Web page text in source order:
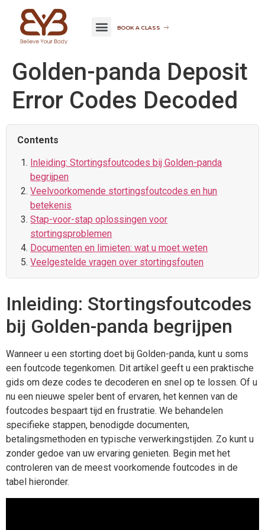
BOOK A CLASS
Golden-panda Deposit
Error Codes Decoded
Contents
Inleiding: Stortingsfoutcodes bij Golden-panda
begrijpen
Veelvoorkomende stortingsfoutcodes en hun
betekenis
Stap-voor-stap oplossingen voor
stortingsproblemen
Documenten en limieten: wat u moet weten
Veelgestelde vragen over stortingsfouten
Inleiding: Stortingsfoutcodes
bij Golden-panda begrijpen
Wanneer u een storting doet bij Golden-panda, kunt u soms
een foutcode tegenkomen. Dit artikel geeft u een praktische
gids om deze codes te decoderen en snel op te lossen. Of u
nu een nieuwe speler bent of ervaren, het kennen van de
foutcodes bespaart tijd en frustratie. We behandelen
specifieke stappen, benodigde documenten,
betalingsmethoden en typische verwerkingstijden. Zo kunt u
zonder gedoe van uw ervaring genieten. Begin met het
controleren van de meest voorkomende foutcodes in de
tabel hieronder.